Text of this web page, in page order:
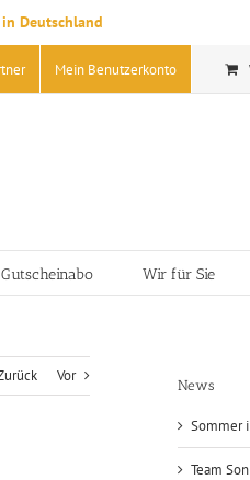
Deutschland
Mein Benutzerkonto
Gutscheinabo Wir für Sie
Vor
News
Sommer
Team